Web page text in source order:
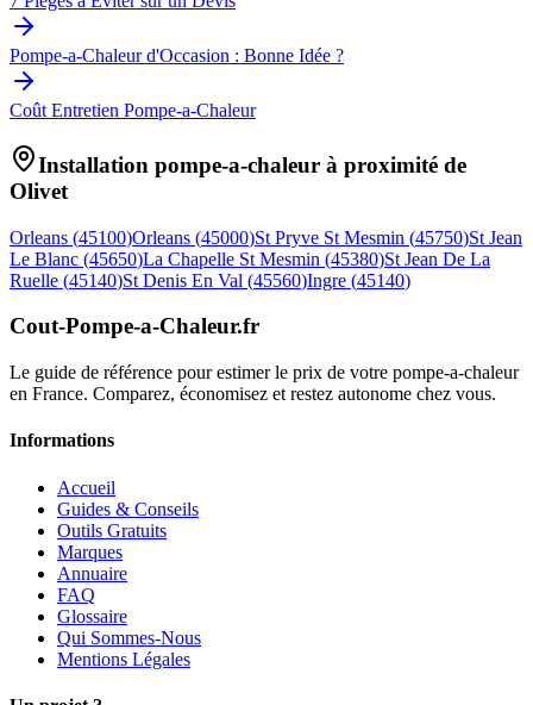
Pompe-a-Chaleur d'Occasion : Bonne Idée ?
Coût Entretien Pompe-a-Chaleur
Installation pompe-a-chaleur à proximité de
Olivet
Orleans (45100)Orleans (45000)St Pryve St Mesmin (45750)St Jean
Le Blanc (45650)La Chapelle St Mesmin (45380)St Jean De La
Ruelle (45140)St Denis En Val (45560)Ingre (45140)
Cout-Pompe-a-Chaleur.fr
Le guide de référence pour estimer le prix de votre pompe-a-chaleur
en France. Comparez, économisez et restez autonome chez vous.
Informations
Accueil
Guides & Conseils
Outils Gratuits
Marques
Annuaire
FAQ
Glossaire
Qui Sommes-Nous
Mentions Légales